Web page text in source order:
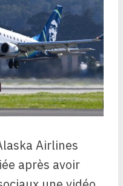
Airlines
après avoir